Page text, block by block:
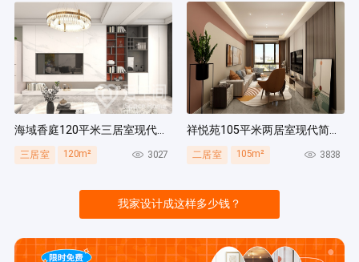
海域香庭120平米三居室现代简约风装修案例
三居室 120m² 3027
祥悦苑105平米两居室现代简约风装修案例
二居室 105m² 3838
我家设计成这样多少钱？